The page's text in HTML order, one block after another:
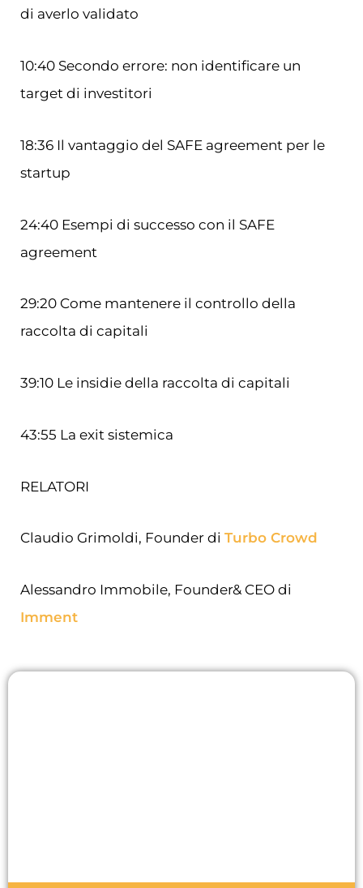
di averlo validato
10:40 Secondo errore: non identificare un
target di investitori
18:36 Il vantaggio del SAFE agreement per le
startup
24:40 Esempi di successo con il SAFE
agreement
29:20 Come mantenere il controllo della
raccolta di capitali
39:10 Le insidie della raccolta di capitali
43:55 La exit sistemica
RELATORI
Claudio Grimoldi, Founder di Turbo Crowd
Alessandro Immobile, Founder& CEO di
Imment